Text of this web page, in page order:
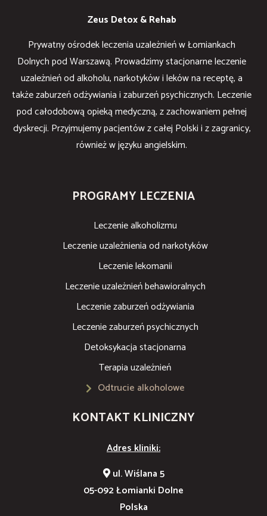
Zeus Detox & Rehab
Prywatny ośrodek leczenia uzależnień w Łomiankach
Dolnych pod Warszawą. Prowadzimy stacjonarne leczenie
uzależnień od alkoholu, narkotyków i leków na receptę, a
także zaburzeń odżywiania i zaburzeń psychicznych. Leczenie
pod całodobową opieką medyczną, z zachowaniem pełnej
dyskrecji. Przyjmujemy pacjentów z całej Polski i z zagranicy,
również w języku angielskim.
PROGRAMY LECZENIA
Leczenie alkoholizmu
Leczenie uzależnienia od narkotyków
Leczenie lekomanii
Leczenie uzależnień behawioralnych
Leczenie zaburzeń odżywiania
Leczenie zaburzeń psychicznych
Detoksykacja stacjonarna
Terapia uzależnień
Odtrucie alkoholowe
KONTAKT KLINICZNY
Adres kliniki:
ul. Wiślana 5
05-092 Łomianki Dolne
Polska